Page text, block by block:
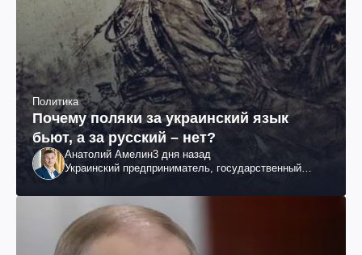
Политика
Почему поляки за украинский язык
бьют, а за русский – нет?
Анатолий Амелин3 дня назад
Украинский предприниматель, государственный